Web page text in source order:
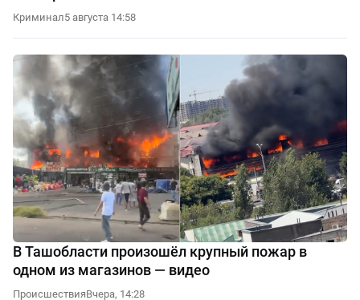
Криминал5 августа 14:58
В Ташобласти произошёл крупный пожар в
одном из магазинов — видео
ПроисшествияВчера, 14:28